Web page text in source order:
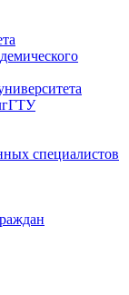
специалистов